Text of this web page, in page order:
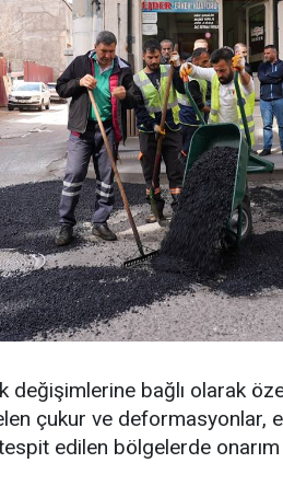
değişimlerine bağlı olarak
çukur ve deformasyonlar,
edilen bölgelerde onarım